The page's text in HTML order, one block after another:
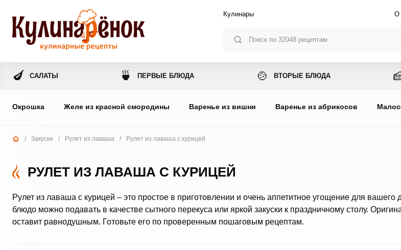
Кулинары О
🍆 САЛАТЫ 🍵 ПЕРВЫЕ БЛЮДА 🍲 ВТОРЫЕ БЛЮДА
Окрошка Желе из красной смородины Варенье из вишни Варенье из абрикосов
/ Закуски / Рулет из лаваша / Рулет из лаваша с курицей
РУЛЕТ ИЗ ЛАВАША С КУРИЦЕЙ
Рулет из лаваша с курицей – это простое в приготовлении и очень аппетитное угощение для
блюдо можно подавать в качестве сытного перекуса или яркой закуски к праздничному столу.
оставит равнодушным. Готовьте его по проверенным пошаговым рецептам.